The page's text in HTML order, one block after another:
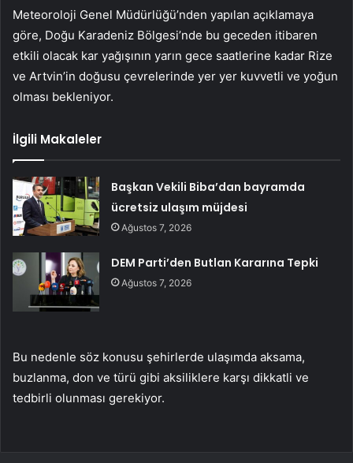
Meteoroloji Genel Müdürlüğü’nden yapılan açıklamaya
göre, Doğu Karadeniz Bölgesi’nde bu geceden itibaren
etkili olacak kar yağışının yarın gece saatlerine kadar Rize
ve Artvin’in doğusu çevrelerinde yer yer kuvvetli ve yoğun
olması bekleniyor.
İlgili Makaleler
Başkan Vekili Biba’dan bayramda
ücretsiz ulaşım müjdesi
Ağustos 7, 2026
DEM Parti’den Butlan Kararına Tepki
Ağustos 7, 2026
Bu nedenle söz konusu şehirlerde ulaşımda aksama,
buzlanma, don ve türü gibi aksiliklere karşı dikkatli ve
tedbirli olunması gerekiyor.